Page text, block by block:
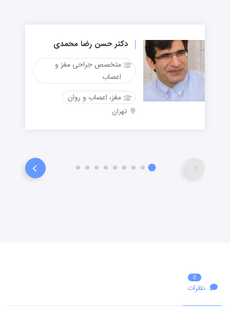
دکتر حسن رضا محمدی
متخصص جراحی مغز و
اعصاب
مغز، اعصاب و روان
تهران
نظرات
0